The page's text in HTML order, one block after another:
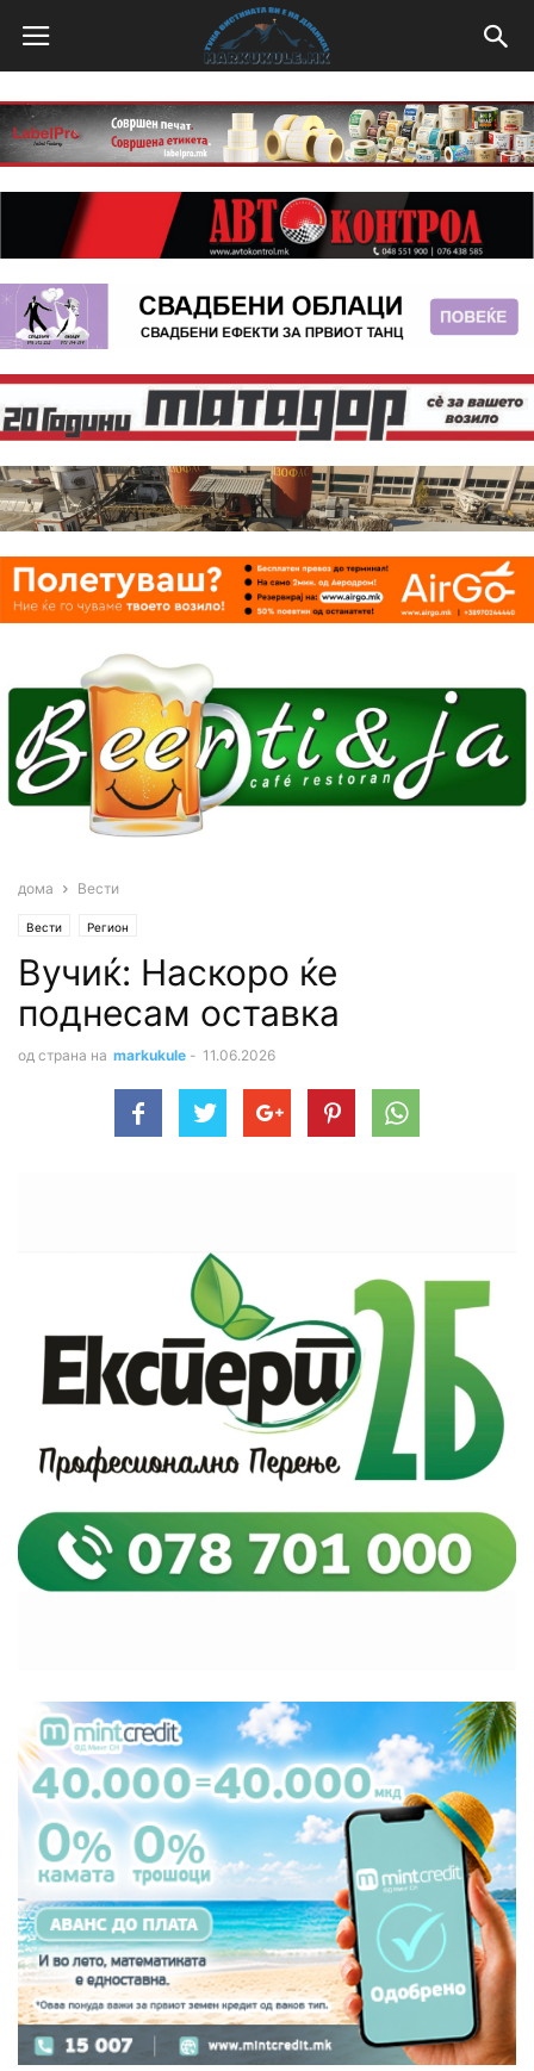
дома Вести
Вести Регион
Вучиќ: Наскоро ќе
поднесам оставка
од страна на markukule - 11.06.2026